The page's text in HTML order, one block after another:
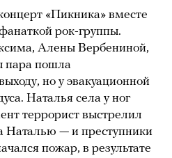
«Пикника» вместе
рок-группы.
Алены Вербениной,
пара пошла
но у эвакуационной
Наталья села у ног
террорист выстрелил
Наталью — и преступники
пожар, в результате